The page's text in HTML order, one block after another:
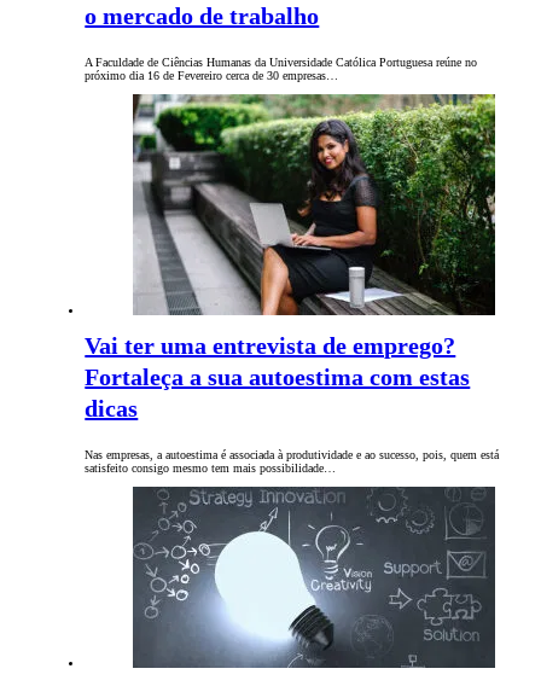
o mercado de trabalho
A Faculdade de Ciências Humanas da Universidade Católica Portuguesa reúne no
próximo dia 16 de Fevereiro cerca de 30 empresas…
Vai ter uma entrevista de emprego?
Fortaleça a sua autoestima com estas
dicas
Nas empresas, a autoestima é associada à produtividade e ao sucesso, pois, quem está
satisfeito consigo mesmo tem mais possibilidade…